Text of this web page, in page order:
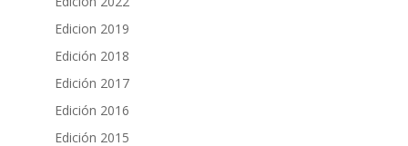
Edicion 2019
Edición 2018
Edición 2017
Edición 2016
Edición 2015